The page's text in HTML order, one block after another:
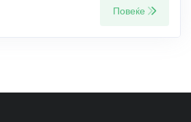
Повеќе